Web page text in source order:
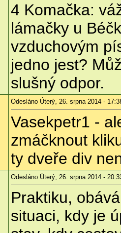
4 Komačka:
lámačky u
vzduchovým
jedno jest?
slušný odpor.
Odesláno Úterý, 26. srpna 2014 -
Vasekpetr1 -
zmáčknout
ty dveře div
Odesláno Úterý, 26. srpna 2014 -
Praktiku,
situaci, kdy je